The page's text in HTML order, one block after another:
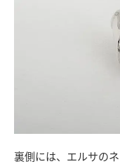
裏側には、エルサの